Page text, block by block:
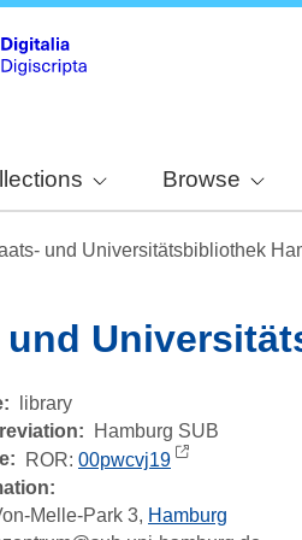
Browse
und Universitätsbibliothek
und
library
Hamburg SUB
ROR: 00pwcvj19
Melle-Park 3, Hamburg